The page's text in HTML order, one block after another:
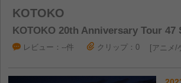
KOTOKO
KOTOKO 20th Anniversary Tour 47
レビュー：--件 クリップ：0 アニメ/